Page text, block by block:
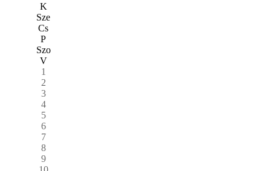
K
Sze
Cs
P
Szo
V
1
2
3
4
5
6
7
8
9